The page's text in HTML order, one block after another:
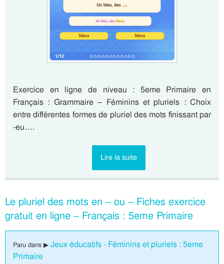
Exercice en ligne de niveau : 5eme Primaire en
Français : Grammaire – Féminins et pluriels : Choix
entre différentes formes de pluriel des mots finissant par
-eu….
Lire la suite
Le pluriel des mots en – ou – Fiches exercice
gratuit en ligne – Français : 5eme Primaire
Paru dans ▶ Jeux éducatifs - Féminins et pluriels : 5eme
Primaire